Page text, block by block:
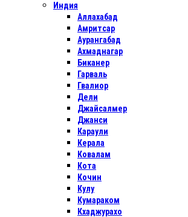
Индия
Аллахабад
Амритсар
Аурангабад
Ахмаднагар
Биканер
Гарваль
Гвалиор
Дели
Джайсалмер
Джанси
Караули
Керала
Ковалам
Кота
Кочин
Кулу
Кумараком
Кхаджурахо